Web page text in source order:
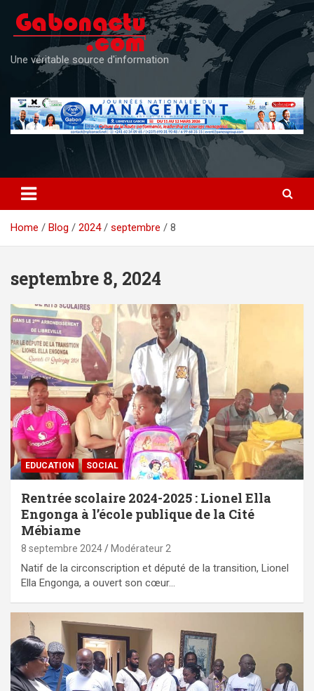
content
Une véritable source d'information
Home Blog 2024 septembre 8
septembre 8, 2024
EDUCATION SOCIAL
Rentrée scolaire 2024-2025 : Lionel Ella
Engonga à l’école publique de la Cité
Mébiame
8 septembre 2024 Modérateur 2
Natif de la circonscription et député de la transition, Lionel
Ella Engonga, a ouvert son cœur…